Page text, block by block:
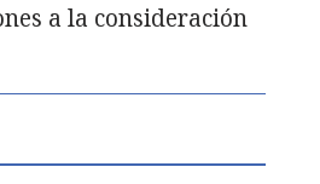
a la consideración